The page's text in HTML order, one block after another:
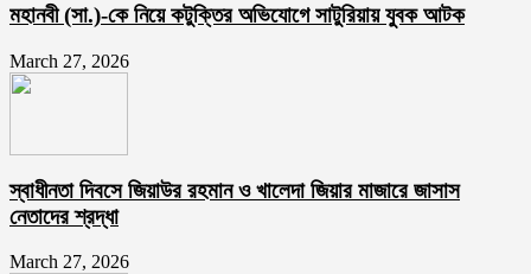
মহানবী (সা.)-কে নিয়ে কটুক্তির অভিযোগে সাটুরিয়ায় যুবক আটক
March 27, 2026
স্বাধীনতা দিবসে জিয়াউর রহমান ও খালেদা জিয়ার মাজারে জাসাস
নেতাদের শ্রদ্ধা
March 27, 2026